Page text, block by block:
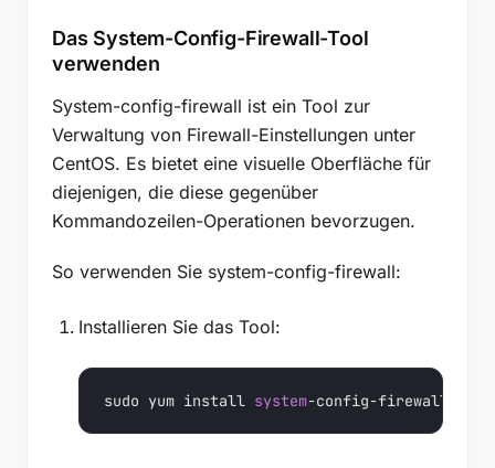
Das System-Config-Firewall-Tool
verwenden
System-config-firewall ist ein Tool zur
Verwaltung von Firewall-Einstellungen unter
CentOS. Es bietet eine visuelle Oberfläche für
diejenigen, die diese gegenüber
Kommandozeilen-Operationen bevorzugen.
So verwenden Sie system-config-firewall:
Installieren Sie das Tool:
sudo yum install system-config-firewall